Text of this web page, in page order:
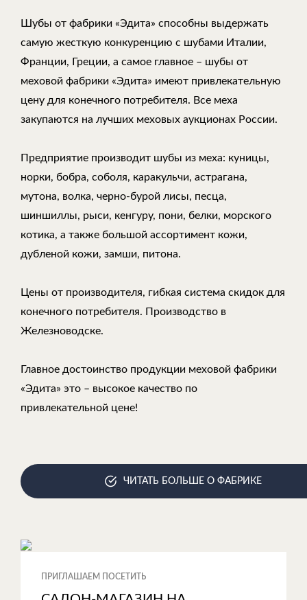
Шубы от фабрики «Эдита» способны выдержать
самую жесткую конкуренцию с шубами Италии,
Франции, Греции, а самое главное – шубы от
меховой фабрики «Эдита» имеют привлекательную
цену для конечного потребителя. Все меха
закупаются на лучших меховых аукционах России.
Предприятие производит шубы из меха: куницы,
норки, бобра, соболя, каракульчи, астрагана,
мутона, волка, черно-бурой лисы, песца,
шиншиллы, рыси, кенгуру, пони, белки, морского
котика, а также большой ассортимент кожи,
дубленой кожи, замши, питона.
Цены от производителя, гибкая система скидок для
конечного потребителя. Производство в
Железноводске.
Главное достоинство продукции меховой фабрики
«Эдита» это – высокое качество по
привлекательной цене!
ЧИТАТЬ БОЛЬШЕ О ФАБРИКЕ
ПРИГЛАШАЕМ ПОСЕТИТЬ